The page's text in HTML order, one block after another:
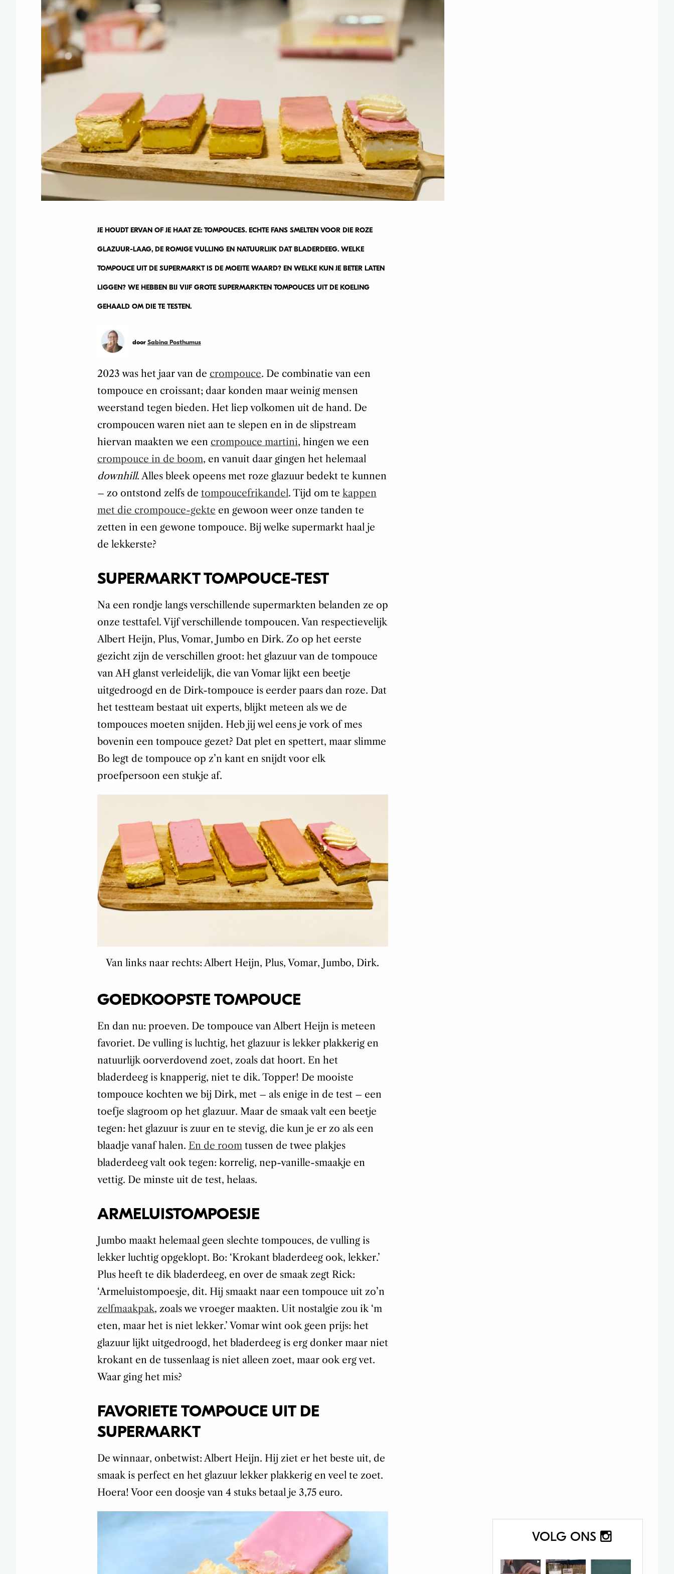
VOLG ONS
JE HOUDT ERVAN OF JE HAAT ZE: TOMPOUCES. ECHTE FANS SMELTEN VOOR DIE ROZE
GLAZUUR-LAAG, DE ROMIGE VULLING EN NATUURLIJK DAT BLADERDEEG. WELKE
TOMPOUCE UIT DE SUPERMARKT IS DE MOEITE WAARD? EN WELKE KUN JE BETER LATEN
LIGGEN? WE HEBBEN BIJ VIJF GROTE SUPERMARKTEN TOMPOUCES UIT DE KOELING
GEHAALD OM DIE TE TESTEN.
door Sabina Posthumus
2023 was het jaar van de crompouce. De combinatie van een
tompouce en croissant; daar konden maar weinig mensen
weerstand tegen bieden. Het liep volkomen uit de hand. De
crompoucen waren niet aan te slepen en in de slipstream
hiervan maakten we een crompouce martini, hingen we een
crompouce in de boom, en vanuit daar gingen het helemaal
downhill. Alles bleek opeens met roze glazuur bedekt te kunnen
– zo ontstond zelfs de tompoucefrikandel. Tijd om te kappen
met die crompouce-gekte en gewoon weer onze tanden te
zetten in een gewone tompouce. Bij welke supermarkt haal je
de lekkerste?
SUPERMARKT TOMPOUCE-TEST
Na een rondje langs verschillende supermarkten belanden ze op
onze testtafel. Vijf verschillende tompoucen. Van respectievelijk
Albert Heijn, Plus, Vomar, Jumbo en Dirk. Zo op het eerste
gezicht zijn de verschillen groot: het glazuur van de tompouce
van AH glanst verleidelijk, die van Vomar lijkt een beetje
uitgedroogd en de Dirk-tompouce is eerder paars dan roze. Dat
het testteam bestaat uit experts, blijkt meteen als we de
tompouces moeten snijden. Heb jij wel eens je vork of mes
bovenin een tompouce gezet? Dat plet en spettert, maar slimme
Bo legt de tompouce op z’n kant en snijdt voor elk
proefpersoon een stukje af.
Van links naar rechts: Albert Heijn, Plus, Vomar, Jumbo, Dirk.
GOEDKOOPSTE TOMPOUCE
En dan nu: proeven. De tompouce van Albert Heijn is meteen
favoriet. De vulling is luchtig, het glazuur is lekker plakkerig en
natuurlijk oorverdovend zoet, zoals dat hoort. En het
bladerdeeg is knapperig, niet te dik. Topper! De mooiste
tompouce kochten we bij Dirk, met – als enige in de test – een
toefje slagroom op het glazuur. Maar de smaak valt een beetje
tegen: het glazuur is zuur en te stevig, die kun je er zo als een
blaadje vanaf halen. En de roomtussen de twee plakjes
bladerdeeg valt ook tegen: korrelig, nep-vanille-smaakje en
vettig. De minste uit de test, helaas.
ARMELUISTOMPOESJE
Jumbo maakt helemaal geen slechte tompouces, de vulling is
lekker luchtig opgeklopt. Bo: ‘Krokant bladerdeeg ook, lekker.’
Plus heeft te dik bladerdeeg, en over de smaak zegt Rick:
‘Armeluistompoesje, dit. Hij smaakt naar een tompouce uit zo’n
zelfmaakpak, zoals we vroeger maakten. Uit nostalgie zou ik ‘m
eten, maar het is niet lekker.’ Vomar wint ook geen prijs: het
glazuur lijkt uitgedroogd, het bladerdeeg is erg donker maar niet
krokant en de tussenlaag is niet alleen zoet, maar ook erg vet.
Waar ging het mis?
FAVORIETE TOMPOUCE UIT DE
SUPERMARKT
De winnaar, onbetwist: Albert Heijn. Hij ziet er het beste uit, de
smaak is perfect en het glazuur lekker plakkerig en veel te zoet.
Hoera! Voor een doosje van 4 stuks betaal je 3,75 euro.